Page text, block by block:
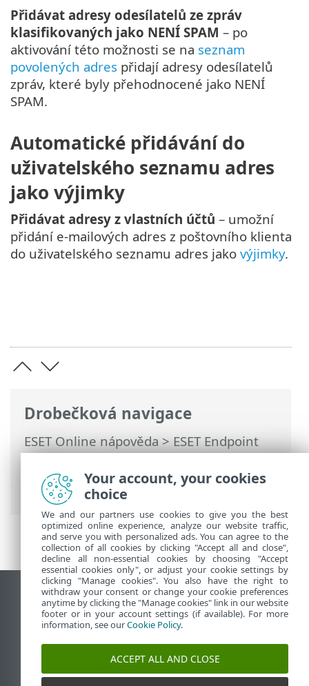
Drobečková navigace
ESET Online nápověda>ESET Endpoint
Security>Rozšířená nastavení>Ochrany
Ochrana poštovních klientů> Správa
seznamů adres
Přidávat adresy odesílatelů ze zpráv
klasifikovaných jako NENÍ SPAM – po
aktivování této možnosti se na seznam
povolených adres přidají adresy odesílatelů
zpráv, které byly přehodnocené jako NENÍ
SPAM.
Automatické přidávání do
uživatelského seznamu adres
jako výjimky
Přidávat adresy z vlastních účtů – umožní
přidání e-mailových adres z poštovního klienta
do uživatelského seznamu adres jako výjimky.
Zobrazit verzi pro počítač
End of Life
ESET Databáze znalostí
ESET Forum
ESET Status Portal
Your account, your cookies
choice
We and our partners use cookies to give you the best
optimized online experience, analyze our website traffic,
and serve you with personalized ads. You can agree to the
collection of all cookies by clicking "Accept all and close",
decline all non-essential cookies by choosing "Accept
essential cookies only", or adjust your cookie settings by
clicking "Manage cookies". You also have the right to
withdraw your consent or change your cookie preferences
anytime by clicking the "Manage cookies" link in our website
footer or in your account settings (if available). For more
information, see ourCookie Policy.
ACCEPT ALL AND CLOSE